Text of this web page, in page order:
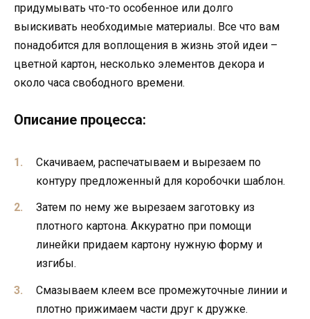
придумывать что-то особенное или долго
выискивать необходимые материалы. Все что вам
понадобится для воплощения в жизнь этой идеи –
цветной картон, несколько элементов декора и
около часа свободного времени.
Описание процесса:
Скачиваем, распечатываем и вырезаем по
контуру предложенный для коробочки шаблон.
Затем по нему же вырезаем заготовку из
плотного картона. Аккуратно при помощи
линейки придаем картону нужную форму и
изгибы.
Смазываем клеем все промежуточные линии и
плотно прижимаем части друг к дружке.